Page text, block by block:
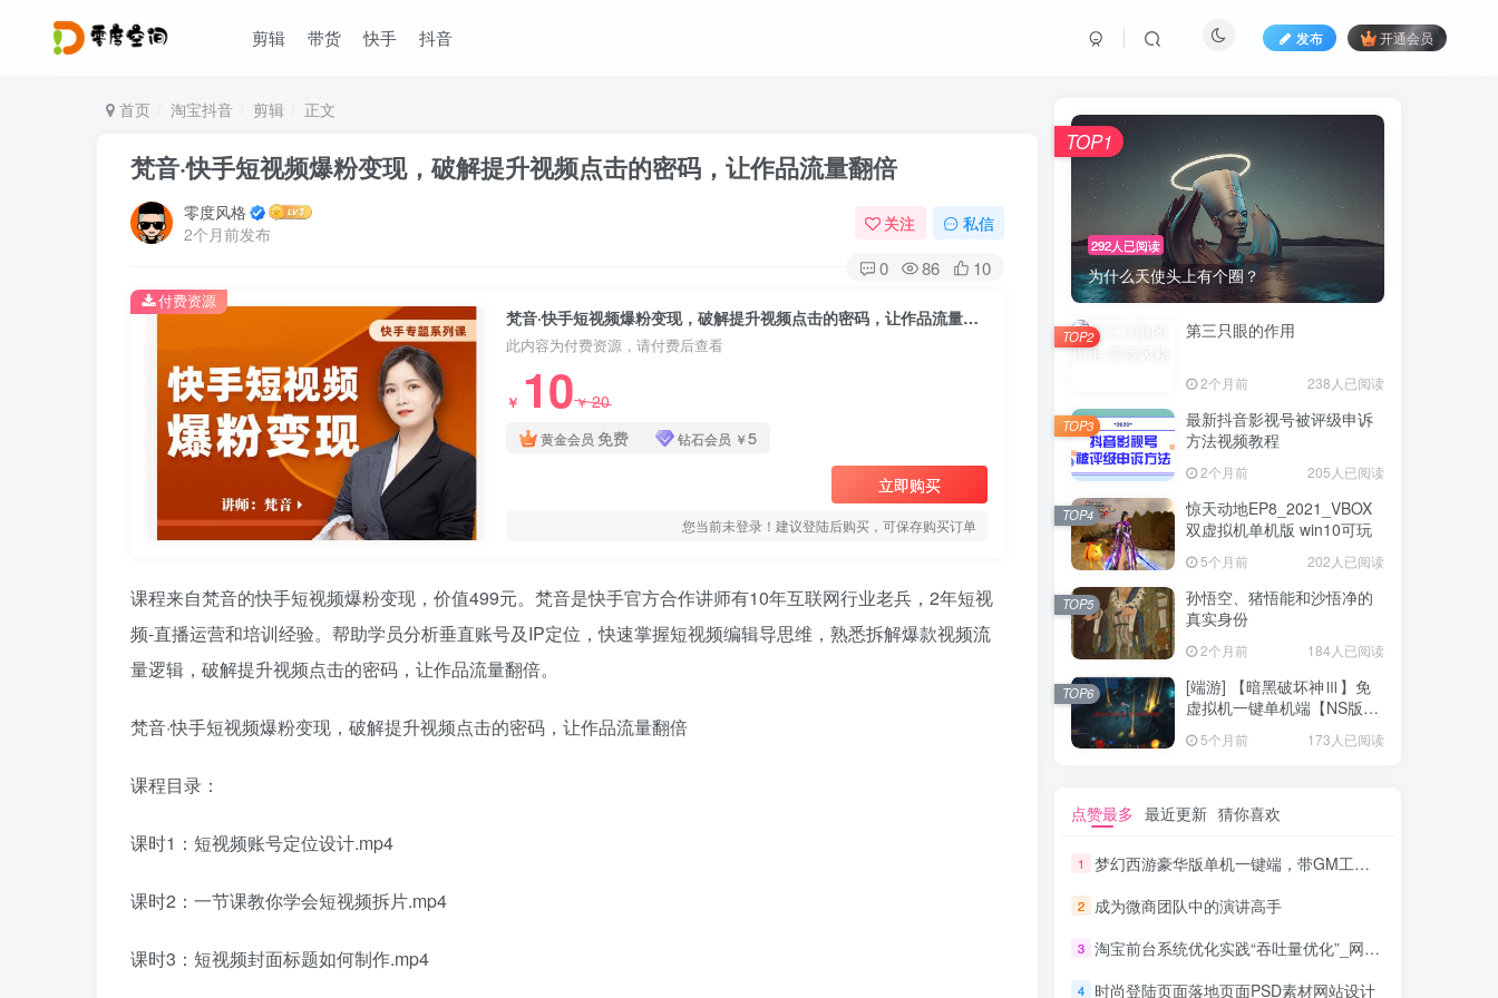
剪辑 带货 快手 抖音 发布 开通会员
首页 淘宝抖音 剪辑 正文
梵音·快手短视频爆粉变现，破解提升视频点击的密码，让作品流量翻倍
零度风格
2个月前发布
关注 私信
0 86 10
梵音·快手短视频爆粉变现，破解提升视频点击的密码，让作品流量翻倍
此内容为付费资源，请付费后查看
￥ 10￥20
黄金会员 免费 钻石会员 ￥5
立即购买
您当前未登录！建议登陆后购买，可保存购买订单
付费资源
课程来自梵音的快手短视频爆粉变现，价值499元。梵音是快手官方合作讲师有10年互联网行业老兵，2年短视
频-直播运营和培训经验。帮助学员分析垂直账号及IP定位，快速掌握短视频编辑导思维，熟悉拆解爆款视频流
量逻辑，破解提升视频点击的密码，让作品流量翻倍。
梵音·快手短视频爆粉变现，破解提升视频点击的密码，让作品流量翻倍
课程目录：
课时1：短视频账号定位设计.mp4
课时2：一节课教你学会短视频拆片.mp4
课时3：短视频封面标题如何制作.mp4
292人已阅读
为什么天使头上有个圈？
TOP1
第三只眼的作用
2个月前 238人已阅读
TOP2
最新抖音影视号被评级申诉
方法视频教程
2个月前 205人已阅读
TOP3
惊天动地EP8_2021_VBOX
双虚拟机单机版 win10可玩
5个月前 202人已阅读
TOP4
孙悟空、猪悟能和沙悟净的
真实身份
2个月前 184人已阅读
TOP5
[端游] 【暗黑破坏神Ⅲ】免
虚拟机一键单机端【NS版
5个月前 173人已阅读
TOP6
点赞最多 最近更新 猜你喜欢
1 梦幻西游豪华版单机一键端，带GM工具，玩法丰富，功能齐全
2 成为微商团队中的演讲高手
3 淘宝前台系统优化实践“吞吐量优化”_网络营销教程
4 时尚登陆页面落地页面PSD素材网站设计